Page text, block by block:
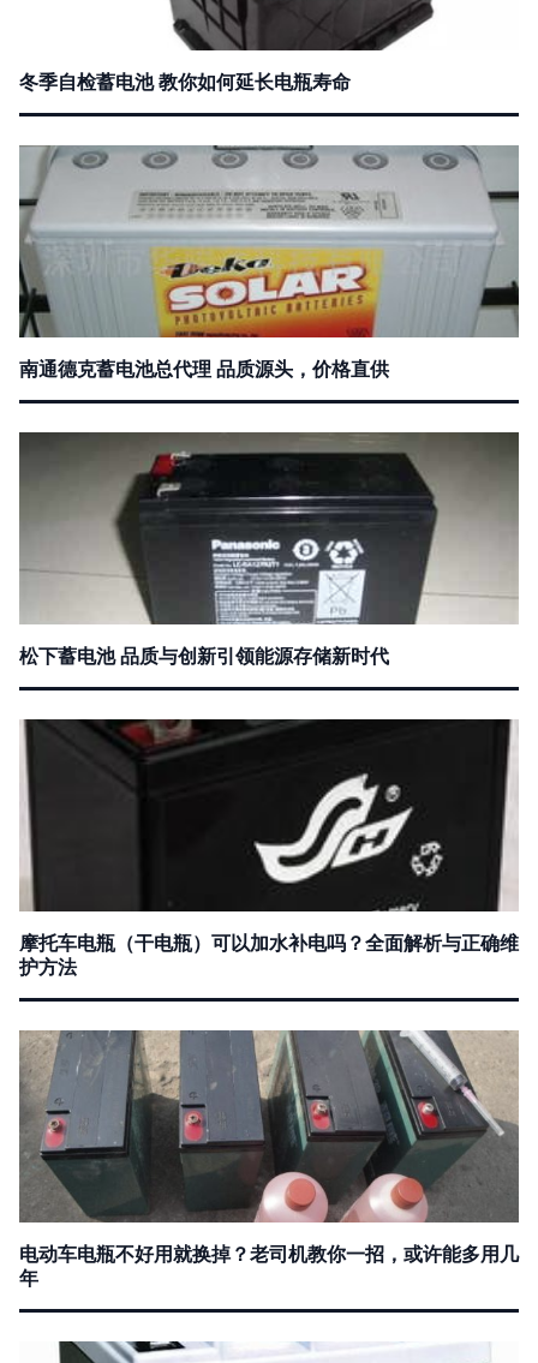
冬季自检蓄电池 教你如何延长电瓶寿命
南通德克蓄电池总代理 品质源头，价格直供
松下蓄电池 品质与创新引领能源存储新时代
摩托车电瓶（干电瓶）可以加水补电吗？全面解析与正确维
护方法
电动车电瓶不好用就换掉？老司机教你一招，或许能多用几
年